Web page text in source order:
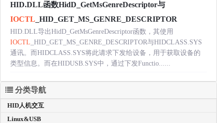
HID.DLL函数HidD_GetMsGenreDescriptor与
IOCTL _HID_GET_MS_GENRE_DESCRIPTOR
HID.DLL导出HidD_GetMsGenreDescriptor函数，其使用
IOCTL _HID_GET_MS_GENRE_DESCRIPTOR与HIDCLASS.SYS
通讯。而HIDCLASS.SYS将此请求下发给设备，用于获取设备的
类型信息。而在HIDUSB.SYS中，通过下发Functio......
分类导航
HID人机交互
Linux&USB